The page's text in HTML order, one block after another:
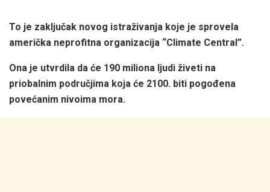
To je zaključak novog istraživanja koje je sprovela
američka neprofitna organizacija “Climate Central”.
Ona je utvrdila da će 190 miliona ljudi živeti na
priobalnim područjima koja će 2100. biti pogođena
povećanim nivoima mora.